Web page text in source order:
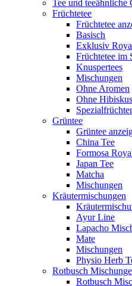
Tee und teeähnliche
Früchtetee
Früchtetee
Basisch
Exklusiv
Früchtetee im
Knuspertees
Mischungen
Ohne Aromen
Ohne Hibiskus
Grüntee
Grüntee
China Tee
Formosa
Japan Tee
Matcha
Mischungen
Kräutermischungen
Ayur Line
Lapacho
Mate
Mischungen
Physio Herb
Rotbusch
Rotbusch